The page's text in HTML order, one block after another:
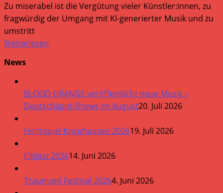
Zu miserabel ist die Vergütung vieler Künstler:innen, zu
fragwürdig der Umgang mit KI-generierter Musik und zu
umstritt
Weiterlesen
News
BLOOD ORANGE veröffentlicht neue Musik –
Deutschland-Shows im August20. Juli 2026
Heimspiel Knyphausen 202619. Juli 2026
Elbjazz 202614. Juni 2026
Traumzeit Festival 20264. Juni 2026